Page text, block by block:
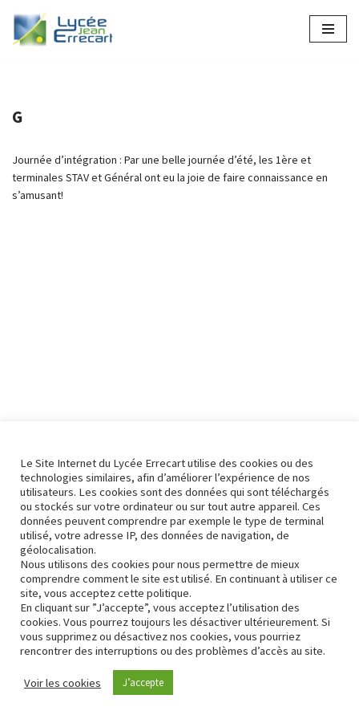
Aller
G
Journée d’intégration : Par une belle journée d’été, les 1ère et
terminales STAV et Général ont eu la joie de faire connaissance en
s’amusant!
Conformité RGPD
Le Site Internet du Lycée Errecart utilise des cookies ou des
technologies similaires, afin d’améliorer l’expérience de nos
utilisateurs. Les cookies sont des données qui sont téléchargés
ou stockés sur votre ordinateur ou sur tout autre appareil. Ces
données peuvent comprendre par exemple le type de terminal
utilisé, votre adresse IP, des données de navigation, de
géolocalisation.
Nous utilisons des cookies pour nous permettre de mieux
comprendre comment le site est utilisé. En continuant à utiliser ce
site, vous acceptez cette politique.
En cliquant sur ”J’accepte”, vous acceptez l’utilisation des
cookies. Vous pourrez toujours les désactiver ultérieurement. Si
vous supprimez ou désactivez nos cookies, vous pourriez
rencontrer des interruptions ou des problèmes d’accès au site.
Voir les cookies J’accepte